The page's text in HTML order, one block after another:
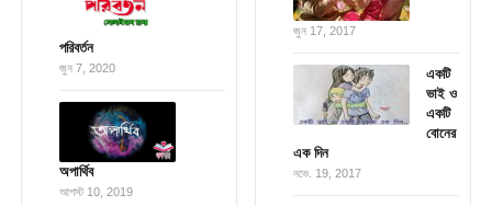
পরিবর্তন
জুন 7, 2020
অপার্থিব
আগস্ট 10, 2019
জুন 17, 2017
একটি
ভাই ও
একটি
বোনের
এক দিন
নভে. 19, 2017